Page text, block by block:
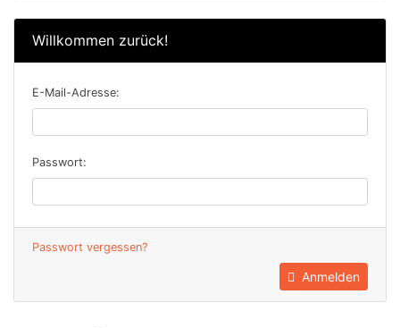
Willkommen zurück!
E-Mail-Adresse:
Passwort:
Passwort vergessen?
Anmelden